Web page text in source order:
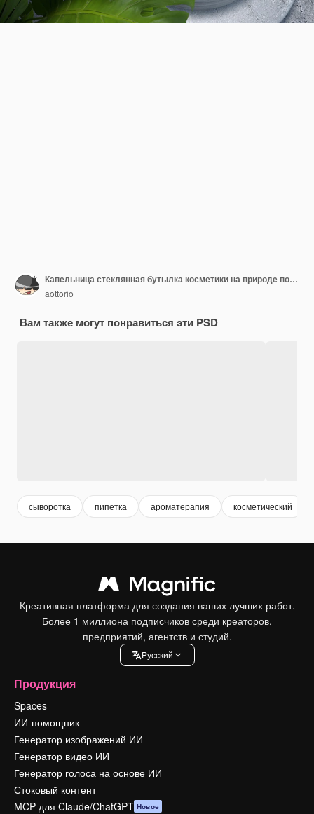
Капельница стеклянная бутылка косметики на природе подиум сцены 3d-рендеринга
aottorio
Вам также могут понравиться эти PSD
сыворотка пипетка ароматерапия косметический
Креативная платформа для создания ваших лучших работ.
Более 1 миллиона подписчиков среди креаторов,
предприятий, агентств и студий.
Pусский
Продукция
Spaces
ИИ-помощник
Генератор изображений ИИ
Генератор видео ИИ
Генератор голоса на основе ИИ
Стоковый контент
MCP для Claude/ChatGPT Новое